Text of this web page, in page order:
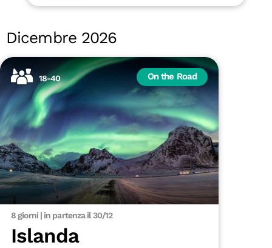
Dicembre 2026
18-40 On the Road
8 giorni | in partenza il 30/12
Islanda